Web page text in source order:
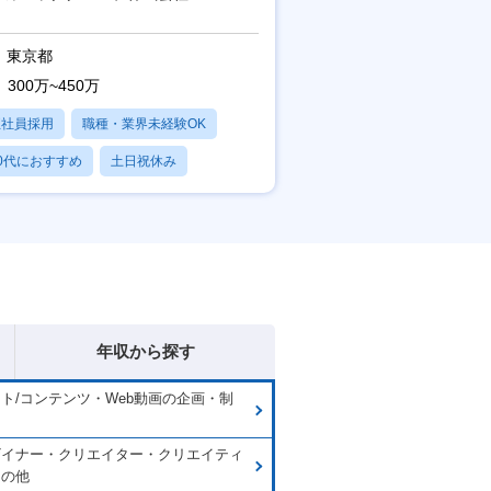
東京都
300万~450万
員採用 職種・業界未経験OK
代におすすめ 土日祝休み
120日以上
年収から探す
/コンテンツ・Web動画の企画・制
ナー・クリエイター・クリエイティ
他